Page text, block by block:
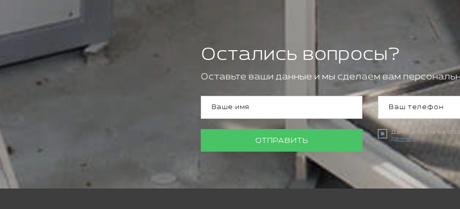
Остались вопросы?
Оставьте ваши данные и мы сделаем вам
ОТПРАВИТЬ
Даю согласие на
данных